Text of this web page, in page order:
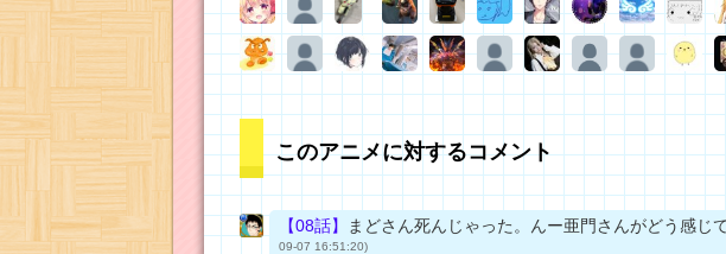
このアニメに対するコメント
【08話】 まどさん死んじゃった。んー亜門さんがどう感じ
09-07 16:51:20)